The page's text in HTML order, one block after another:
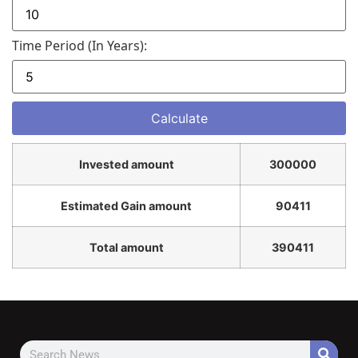
Time Period (in Years):
Invested amount 300000
Estimated Gain amount 90411
Total amount 390411